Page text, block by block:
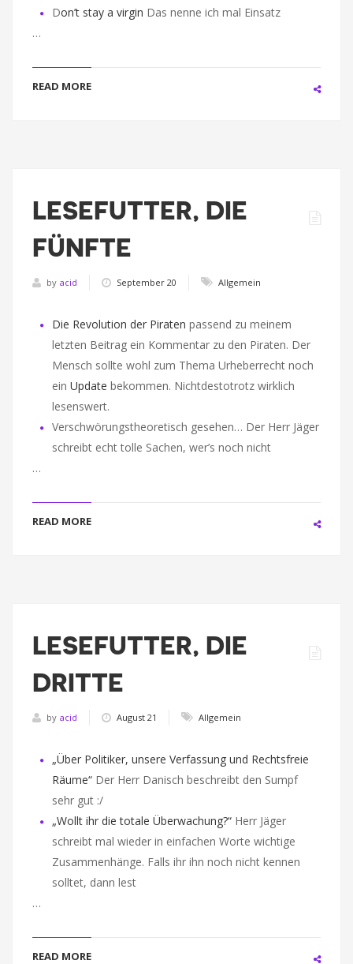
Don’t stay a virgin Das nenne ich mal Einsatz
…
READ MORE
LESEFUTTER, DIE
FÜNFTE
by acid September 20 Allgemein
Die Revolution der Piraten passend zu meinem
letzten Beitrag ein Kommentar zu den Piraten. Der
Mensch sollte wohl zum Thema Urheberrecht noch
ein Update bekommen. Nichtdestotrotz wirklich
lesenswert.
Verschwörungstheoretisch gesehen… Der Herr Jäger
schreibt echt tolle Sachen, wer’s noch nicht
…
READ MORE
LESEFUTTER, DIE
DRITTE
by acid August 21 Allgemein
„Über Politiker, unsere Verfassung und Rechtsfreie
Räume“ Der Herr Danisch beschreibt den Sumpf
sehr gut :/
„Wollt ihr die totale Überwachung?“ Herr Jäger
schreibt mal wieder in einfachen Worte wichtige
Zusammenhänge. Falls ihr ihn noch nicht kennen
solltet, dann lest
…
READ MORE